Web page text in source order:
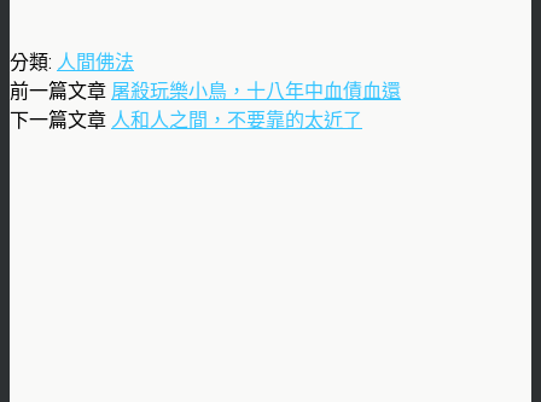
分類: 人間佛法
前一篇文章 屠殺玩樂小鳥，十八年中血債血還
下一篇文章 人和人之間，不要靠的太近了